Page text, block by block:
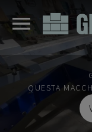
QUESTA